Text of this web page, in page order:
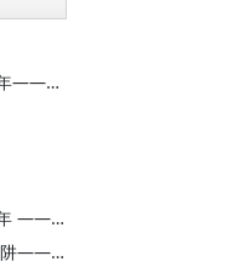
鲁枢元：我与“精神生态”研究三十年——后现代视域中的天人和解
鲁枢元：我与“精神生态”研究三十年 ——后现代视域中的天人和解
鲁枢元：东方诗哲与现代性生态陷阱——从泰戈尔1924年的中国之旅说起